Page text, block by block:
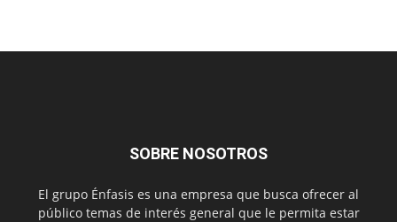
SOBRE NOSOTROS
El grupo Énfasis es una empresa que busca ofrecer al
público temas de interés general que le permita estar